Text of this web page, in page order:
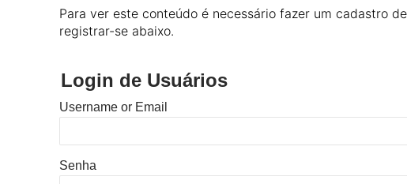
Para ver este conteúdo é necessário fazer um cadastro
registrar-se abaixo.
Login de Usuários
Username or Email
Senha